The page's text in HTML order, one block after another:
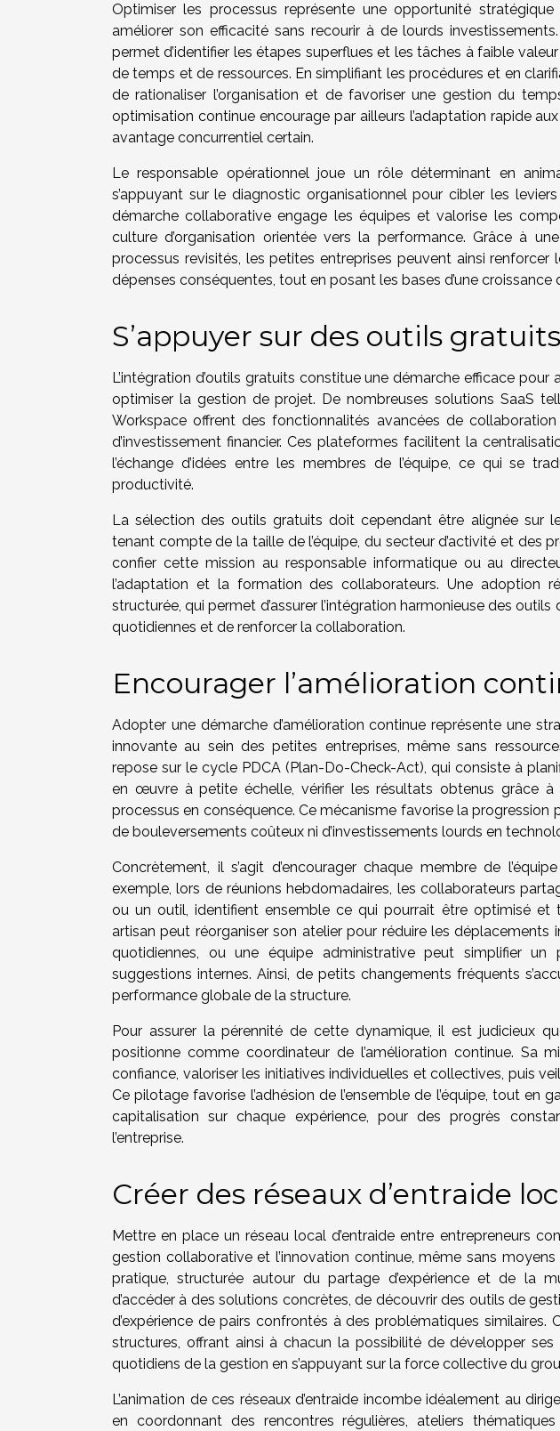
Optimiser les processus représente une opportunité
améliorer son efficacité sans recourir à de lourds
permet d’identifier les étapes superflues et les tâches à faible
de temps et de ressources. En simplifiant les procédures et en
de rationaliser l’organisation et de favoriser une gestion du
optimisation continue encourage par ailleurs l’adaptation rapide
avantage concurrentiel certain.
Le responsable opérationnel joue un rôle déterminant en
s’appuyant sur le diagnostic organisationnel pour cibler les
démarche collaborative engage les équipes et valorise les
culture d’organisation orientée vers la performance. Grâce à
processus revisités, les petites entreprises peuvent ainsi
dépenses conséquentes, tout en posant les bases d’une croissance
S’appuyer sur des outils gratuits
L’intégration d’outils gratuits constitue une démarche efficace
optimiser la gestion de projet. De nombreuses solutions SaaS
Workspace offrent des fonctionnalités avancées de
d’investissement financier. Ces plateformes facilitent la
l’échange d’idées entre les membres de l’équipe, ce qui se
productivité.
La sélection des outils gratuits doit cependant être alignée sur
tenant compte de la taille de l’équipe, du secteur d’activité et des
confier cette mission au responsable informatique ou au
l’adaptation et la formation des collaborateurs. Une adoption
structurée, qui permet d’assurer l’intégration harmonieuse des
quotidiennes et de renforcer la collaboration.
Encourager l’amélioration
Adopter une démarche d’amélioration continue représente une
innovante au sein des petites entreprises, même sans
repose sur le cycle PDCA (Plan-Do-Check-Act), qui consiste à
en œuvre à petite échelle, vérifier les résultats obtenus grâce à
processus en conséquence. Ce mécanisme favorise la progression
de bouleversements coûteux ni d’investissements lourds en
Concrètement, il s’agit d’encourager chaque membre de
exemple, lors de réunions hebdomadaires, les collaborateurs
ou un outil, identifient ensemble ce qui pourrait être optimisé et
artisan peut réorganiser son atelier pour réduire les déplacements
quotidiennes, ou une équipe administrative peut simplifier
suggestions internes. Ainsi, de petits changements fréquents
performance globale de la structure.
Pour assurer la pérennité de cette dynamique, il est judicieux
positionne comme coordinateur de l’amélioration continue. Sa
confiance, valoriser les initiatives individuelles et collectives, puis
Ce pilotage favorise l’adhésion de l’ensemble de l’équipe, tout en
capitalisation sur chaque expérience, pour des progrès
l’entreprise.
Créer des réseaux d’entraide
Mettre en place un réseau local d’entraide entre entrepreneurs
gestion collaborative et l’innovation continue, même sans
pratique, structurée autour du partage d’expérience et de la
d’accéder à des solutions concrètes, de découvrir des outils de
d’expérience de pairs confrontés à des problématiques
structures, offrant ainsi à chacun la possibilité de développer
quotidiens de la gestion en s’appuyant sur la force collective du
L’animation de ces réseaux d’entraide incombe idéalement au
en coordonnant des rencontres régulières, ateliers